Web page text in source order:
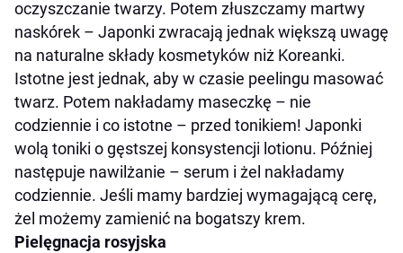
oczyszczanie twarzy. Potem złuszczamy martwy
naskórek – Japonki zwracają jednak większą uwagę
na naturalne składy kosmetyków niż Koreanki.
Istotne jest jednak, aby w czasie peelingu masować
twarz. Potem nakładamy maseczkę – nie
codziennie i co istotne – przed tonikiem! Japonki
wolą toniki o gęstszej konsystencji lotionu. Później
następuje nawilżanie – serum i żel nakładamy
codziennie. Jeśli mamy bardziej wymagającą cerę,
żel możemy zamienić na bogatszy krem.
Pielęgnacja rosyjska